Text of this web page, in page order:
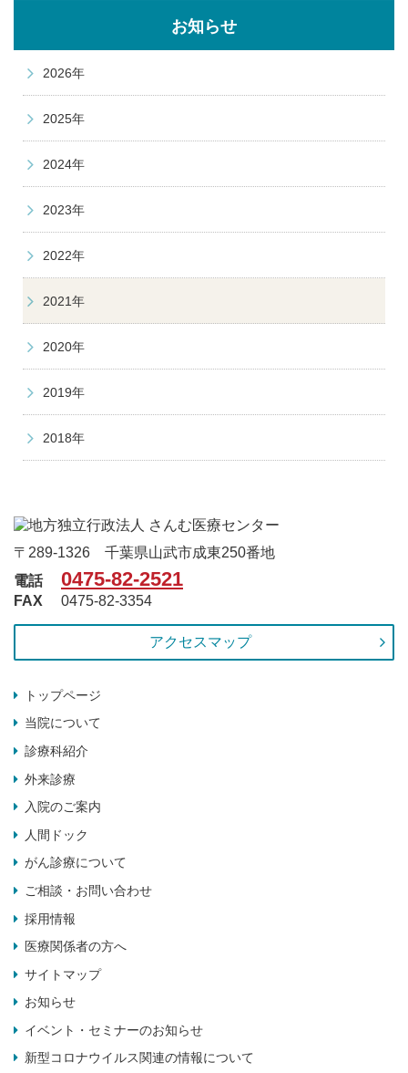
お知らせ
2026年
2025年
2024年
2023年
2022年
2021年
2020年
2019年
2018年
〒289-1326 千葉県山武市成東250番地
電話
0475-82-2521
FAX 0475-82-3354
アクセスマップ
トップページ
当院について
診療科紹介
外来診療
入院のご案内
人間ドック
がん診療について
ご相談・お問い合わせ
採用情報
医療関係者の方へ
サイトマップ
お知らせ
イベント・セミナーのお知らせ
新型コロナウイルス関連の情報について